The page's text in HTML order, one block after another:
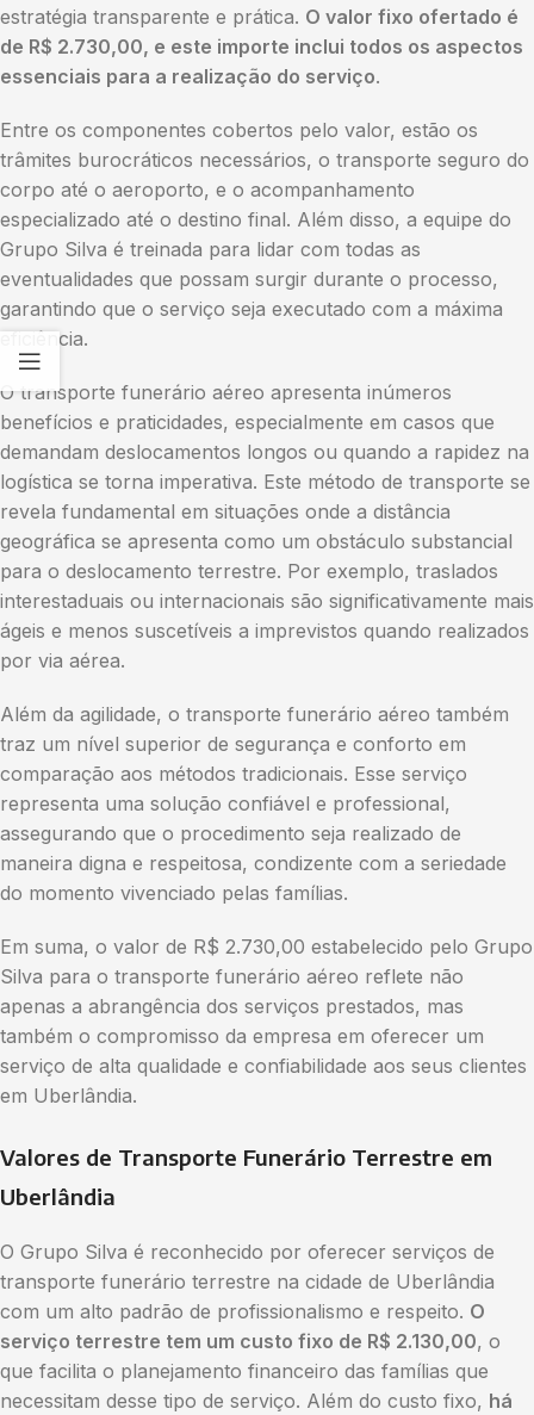
estratégia transparente e prática. O valor fixo ofertado é
de R$ 2.730,00, e este importe inclui todos os aspectos
essenciais para a realização do serviço.
Entre os componentes cobertos pelo valor, estão os
trâmites burocráticos necessários, o transporte seguro do
corpo até o aeroporto, e o acompanhamento
especializado até o destino final. Além disso, a equipe do
Grupo Silva é treinada para lidar com todas as
eventualidades que possam surgir durante o processo,
garantindo que o serviço seja executado com a máxima
eficiência.
O transporte funerário aéreo apresenta inúmeros
benefícios e praticidades, especialmente em casos que
demandam deslocamentos longos ou quando a rapidez na
logística se torna imperativa. Este método de transporte se
revela fundamental em situações onde a distância
geográfica se apresenta como um obstáculo substancial
para o deslocamento terrestre. Por exemplo, traslados
interestaduais ou internacionais são significativamente mais
ágeis e menos suscetíveis a imprevistos quando realizados
por via aérea.
Além da agilidade, o transporte funerário aéreo também
traz um nível superior de segurança e conforto em
comparação aos métodos tradicionais. Esse serviço
representa uma solução confiável e professional,
assegurando que o procedimento seja realizado de
maneira digna e respeitosa, condizente com a seriedade
do momento vivenciado pelas famílias.
Em suma, o valor de R$ 2.730,00 estabelecido pelo Grupo
Silva para o transporte funerário aéreo reflete não
apenas a abrangência dos serviços prestados, mas
também o compromisso da empresa em oferecer um
serviço de alta qualidade e confiabilidade aos seus clientes
em Uberlândia.
Valores de Transporte Funerário Terrestre em
Uberlândia
O Grupo Silva é reconhecido por oferecer serviços de
transporte funerário terrestre na cidade de Uberlândia
com um alto padrão de profissionalismo e respeito. O
serviço terrestre tem um custo fixo de R$ 2.130,00, o
que facilita o planejamento financeiro das famílias que
necessitam desse tipo de serviço. Além do custo fixo, há